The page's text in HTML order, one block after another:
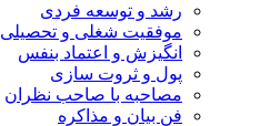
رشد و توسعه فردی
موفقیت شغلی و تحصیلی
انگیزش و اعتماد بنفس
پول و ثروت سازی
مصاحبه با صاحب نظران
فن بیان و مذاکره